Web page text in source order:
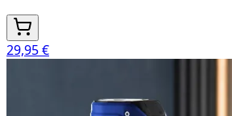
29,95 €